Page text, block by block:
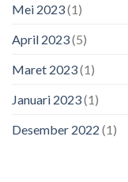
Mei 2023(1)
April 2023(5)
Maret 2023(1)
Januari 2023(1)
Desember 2022 (1)